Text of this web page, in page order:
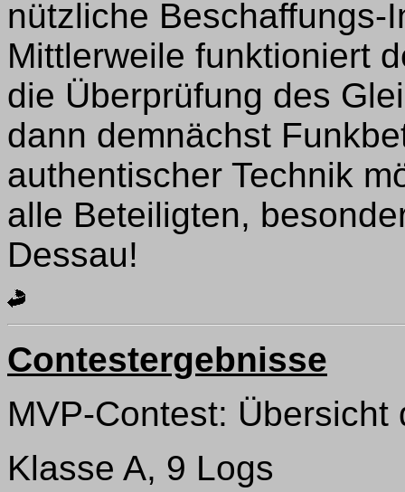
nützliche Beschaffungs-
Mittlerweile funktioniert
die Überprüfung des
dann demnächst
authentischer Technik
alle Beteiligten,
Dessau!
Contestergebnisse
MVP-Contest:
Klasse A, 9 Logs